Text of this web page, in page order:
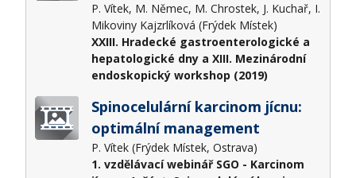
P. Vítek, M. Němec, M. Chrostek, J. Kuchař, I.
Mikoviny Kajzrlíková (Frýdek Místek)
XXIII. Hradecké gastroenterologické a
hepatologické dny a XIII. Mezinárodní
endoskopický workshop (2019)
Spinocelulární karcinom jícnu:
optimální management
P. Vítek (Frýdek Místek, Ostrava)
1. vzdělávací webinář SGO - Karcinom